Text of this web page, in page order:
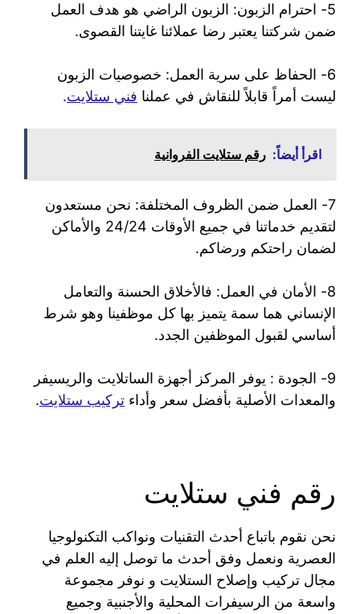
5- احترام الزبون: الزبون الراضي هو هدف العمل
ضمن شركتنا يعتبر رضا عملائنا غايتنا القصوى.
6- الحفاظ على سرية العمل: خصوصيات الزبون
ليست أمراً قابلاً للنقاش في عملنا فني ستلايت.
اقرأ أيضاً: رقم ستلايت الفروانية
7- العمل ضمن الظروف المختلفة: نحن مستعدون
لتقديم خدماتنا في جميع الأوقات 24/24 والأماكن
لضمان راحتكم ورضاكم.
8- الأمان في العمل: فالأخلاق الحسنة والتعامل
الإنساني هما سمة يتميز بها كل موظفينا وهو شرط
أساسي لقبول الموظفين الجدد.
9- الجودة : يوفر المركز أجهزة الساتلايت والريسيفر
والمعدات الأصلية بأفضل سعر وأداء تركيب ستلايت.
رقم فني ستلايت
نحن نقوم باتباع أحدث التقنيات ونواكب التكنولوجيا
العصرية ونعمل وفق أحدث ما توصل إليه العلم في
مجال تركيب وإصلاح الستلايت و نوفر مجموعة
واسعة من الرسيفرات المحلية والأجنبية وجميع